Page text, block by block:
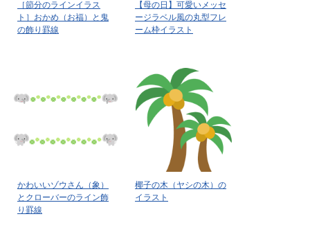
［節分のラインイラス
ト］おかめ（お福）と鬼
の飾り罫線
【母の日】可愛いメッセ
ージラベル風の丸型フレ
ーム枠イラスト
かわいいゾウさん（象）
とクローバーのライン飾
り罫線
椰子の木（ヤシの木）の
イラスト